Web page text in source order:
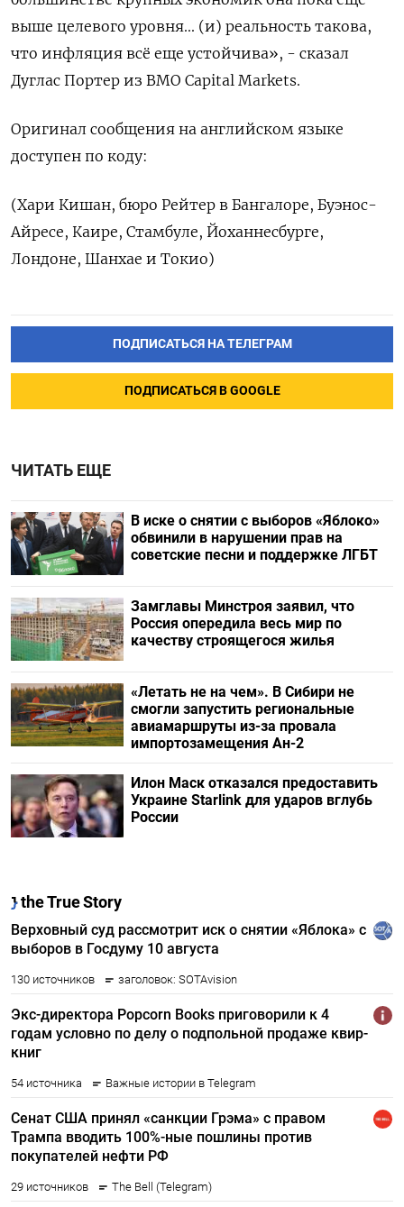
выше целевого уровня... (и) реальность такова,
что инфляция всё еще устойчива», - сказал
Дуглас Портер из BMO Capital Markets.
Оригинал сообщения на английском языке
доступен по коду:
(Хари Кишан, бюро Рейтер в Бангалоре, Буэнос-
Айресе, Каире, Стамбуле, Йоханнесбурге,
Лондоне, Шанхае и Токио)
ПОДПИСАТЬСЯ НА ТЕЛЕГРАМ
ПОДПИСАТЬСЯ В GOOGLE
ЧИТАТЬ ЕЩЕ
В иске о снятии с выборов «Яблоко»
обвинили в нарушении прав на
советские песни и поддержке ЛГБТ
Замглавы Минстроя заявил, что
Россия опередила весь мир по
качеству строящегося жилья
«Летать не на чем». В Сибири не
смогли запустить региональные
авиамаршруты из-за провала
импортозамещения Ан-2
Илон Маск отказался предоставить
Украине Starlink для ударов вглубь
России